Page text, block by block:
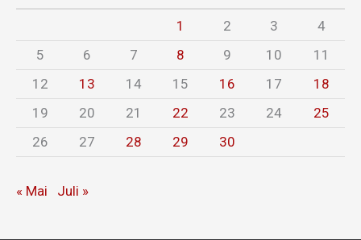
1 2 3
4
5
6 7 8 9 10
11
12
13 14 15 16 17
18
19
20 21 22 23 24
25
26
27 28 29 30
« Mai Juli »